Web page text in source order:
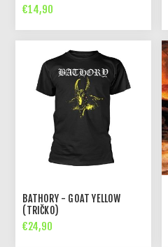
€14,90
BATHORY - GOAT YELLOW
(TRIČKO)
€24,90